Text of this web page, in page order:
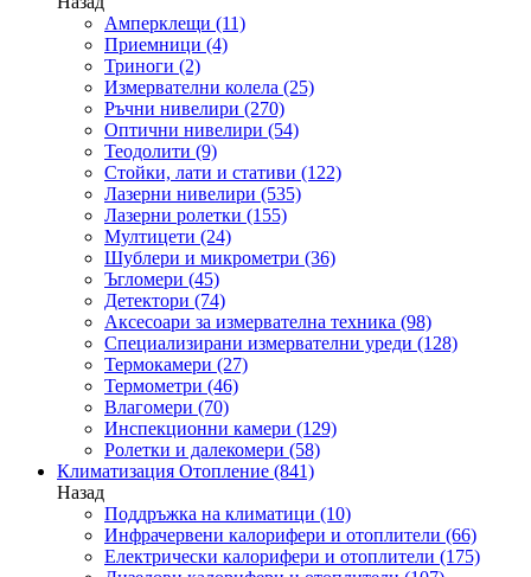
Амперклещи (11)
Приемници (4)
Триноги (2)
Измервателни колела (25)
Ръчни нивелири (270)
Оптични нивелири (54)
Теодолити (9)
Стойки, лати и стативи (122)
Лазерни нивелири (535)
Лазерни ролетки (155)
Мултицети (24)
Шублери и микрометри (36)
Ъгломери (45)
Детектори (74)
Аксесоари за измервателна техника (98)
Специализирани измервателни уреди (128)
Термокамери (27)
Термометри (46)
Влагомери (70)
Инспекционни камери (129)
Ролетки и далекомери (58)
Климатизация Отопление (841)
Назад
Поддръжка на климатици (10)
Инфрачервени калорифери и отоплители (66)
Електрически калорифери и отоплители (175)